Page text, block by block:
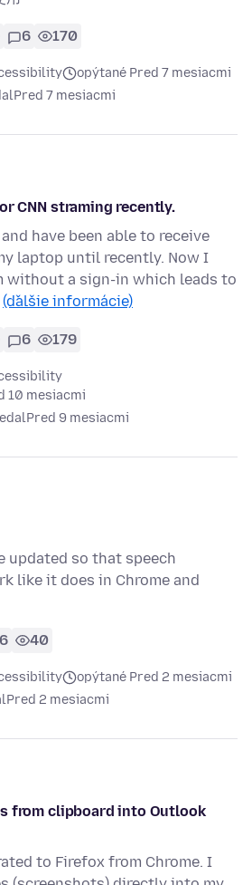
6 170
opýtané Pred 7 mesiacmi
Pred 7 mesiacmi
CNN straming recently.
have been able to receive
laptop until recently. Now I
without a sign-in which leads to
(ďalšie informácie)
6 179
10 mesiacmi
Pred 9 mesiacmi
updated so that speech
like it does in Chrome and
6 40
opýtané Pred 2 mesiacmi
Pred 2 mesiacmi
from clipboard into Outlook
to Firefox from Chrome. I